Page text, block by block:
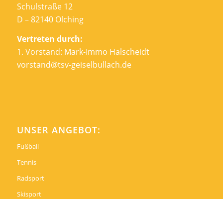
Schulstraße 12
D – 82140 Olching
Vertreten durch:
1. Vorstand: Mark-Immo Halscheidt
vorstand@tsv-geiselbullach.de
UNSER ANGEBOT:
Fußball
Tennis
Radsport
Skisport